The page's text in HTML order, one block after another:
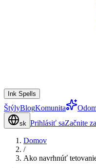
Ink Spells
ŠtýlyBlogKomunita
sk Prihlásiť saZačnite
Domov
/
Ako navrhnúť